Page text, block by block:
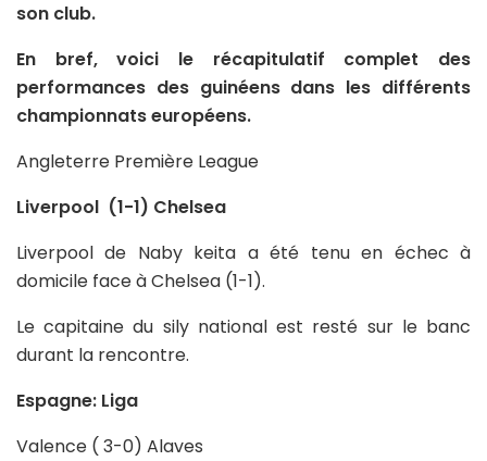
son club.
En bref, voici le récapitulatif complet des
performances des guinéens dans les différents
championnats européens.
Angleterre Première League
Liverpool (1-1) Chelsea
Liverpool de Naby keita a été tenu en échec à
domicile face à Chelsea (1-1).
Le capitaine du sily national est resté sur le banc
durant la rencontre.
Espagne: Liga
Valence ( 3-0) Alaves